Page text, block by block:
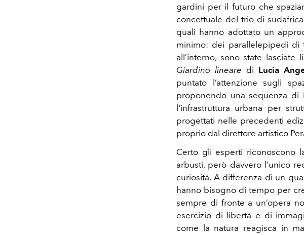
gardini per il futuro che
concettuale del trio di
quali hanno adottato un
minimo: dei parallelepipedi di
all’interno, sono state lasciate
Giardino lineare di Lucia
puntato l’attenzione sugli
proponendo una sequenza di
l'infrastruttura urbana per
progettati nelle precedenti
proprio dal direttore artistico
Certo gli esperti riconoscono
arbusti, però davvero l’unico
curiosità. A differenza di un
hanno bisogno di tempo per
sempre di fronte a un’opera
esercizio di libertà e di
come la natura reagisca in